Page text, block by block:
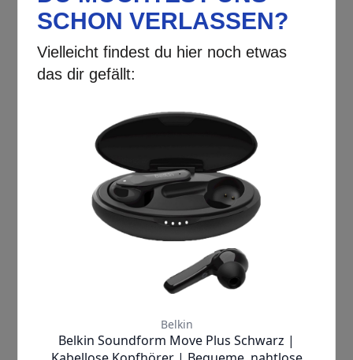
tolino | shine color
SOFORT LIEFERBAR
1-2 Werktage
149,00 € inkl. MwSt.
Produkt ansehen